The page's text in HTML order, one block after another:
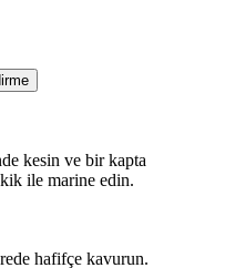
kesin ve bir kapta
ile marine edin.
hafifçe kavurun.